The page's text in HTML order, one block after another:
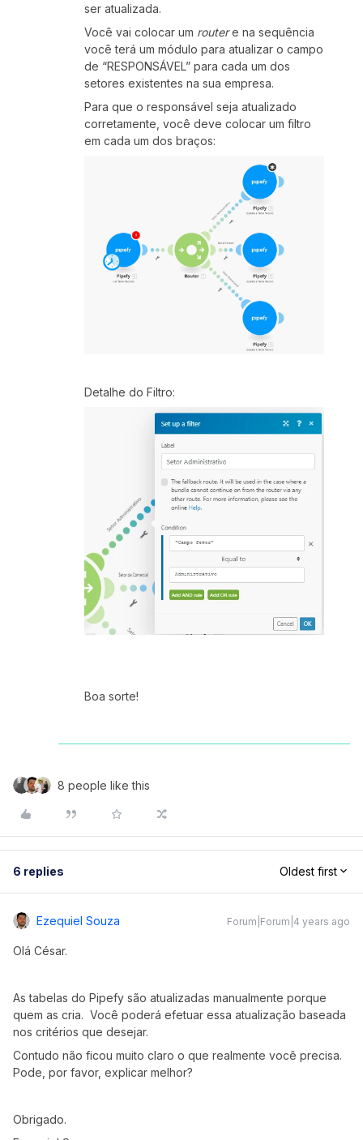
ser atualizada.
Você vai colocar um routere na sequência
você terá um módulo para atualizar o campo
de “RESPONSÁVEL” para cada um dos
setores existentes na sua empresa.
Para que o responsável seja atualizado
corretamente, você deve colocar um filtro
em cada um dos braços:
Detalhe do Filtro:
Boa sorte!
8 people like this
6 replies Oldest first
Ezequiel Souza Forum|Forum|4 years ago
Olá César.
As tabelas do Pipefy são atualizadas manualmente porque
quem as cria. Você poderá efetuar essa atualização baseada
nos critérios que desejar.
Contudo não ficou muito claro o que realmente você precisa.
Pode, por favor, explicar melhor?
Obrigado.